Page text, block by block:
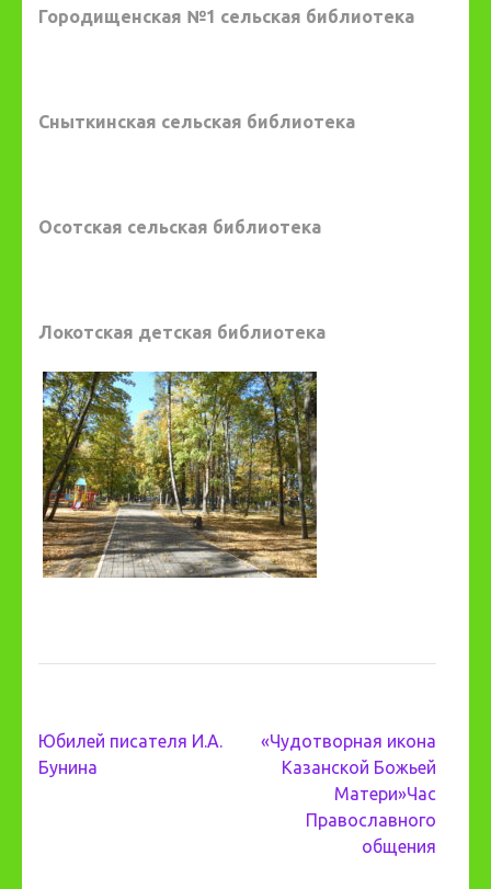
Городищенская №1 сельская библиотека
Сныткинская сельская библиотека
Осотская сельская библиотека
Локотская детская библиотека
Навигация
по
Юбилей писателя И.А.
Бунина
«Чудотворная икона
Казанской Божьей
Матери»Час
Православного
общения